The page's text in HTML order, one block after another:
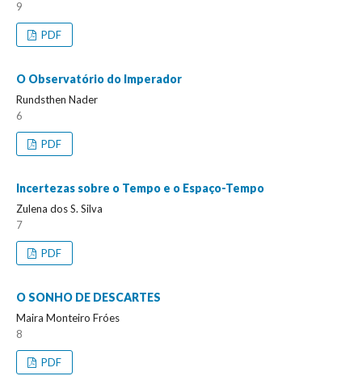
9
PDF
O Observatório do Imperador
Rundsthen Nader
6
PDF
Incertezas sobre o Tempo e o Espaço-Tempo
Zulena dos S. Silva
7
PDF
O SONHO DE DESCARTES
Maira Monteiro Fróes
8
PDF